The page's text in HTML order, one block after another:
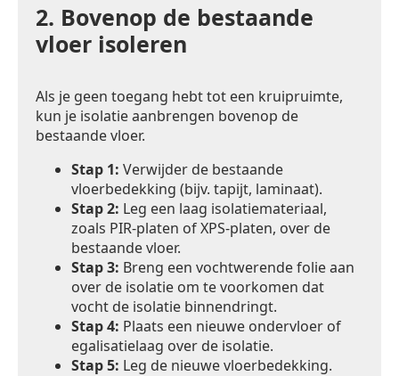
2. Bovenop de bestaande
vloer isoleren
Als je geen toegang hebt tot een kruipruimte,
kun je isolatie aanbrengen bovenop de
bestaande vloer.
Stap 1: Verwijder de bestaande
vloerbedekking (bijv. tapijt, laminaat).
Stap 2: Leg een laag isolatiemateriaal,
zoals PIR-platen of XPS-platen, over de
bestaande vloer.
Stap 3: Breng een vochtwerende folie aan
over de isolatie om te voorkomen dat
vocht de isolatie binnendringt.
Stap 4: Plaats een nieuwe ondervloer of
egalisatielaag over de isolatie.
Stap 5: Leg de nieuwe vloerbedekking.